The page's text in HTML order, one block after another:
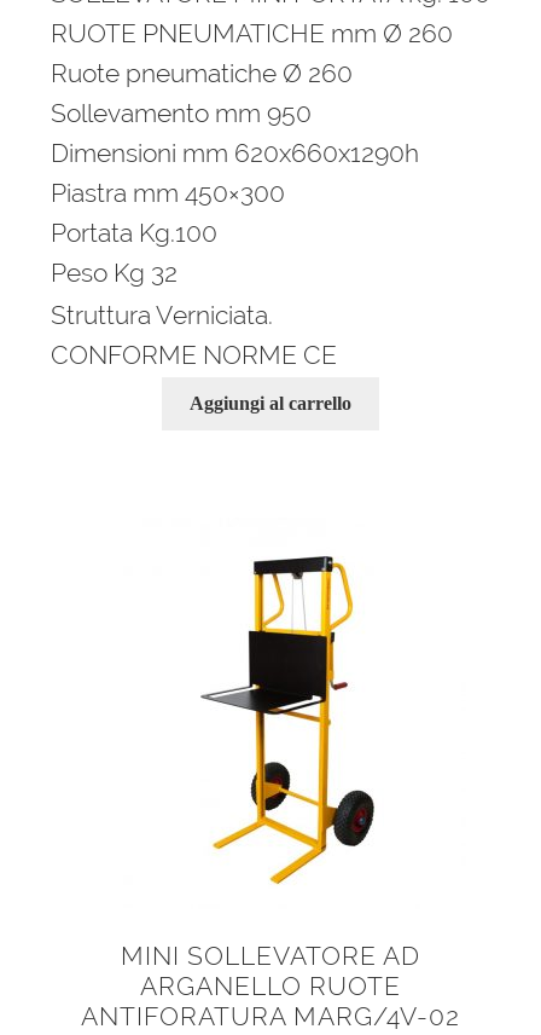
755,00 €.
490,00 €.
RUOTE PNEUMATICHE mm Ø 260
Ruote pneumatiche Ø 260
Sollevamento mm 950
Dimensioni mm 620x660x1290h
Piastra mm 450×300
Portata Kg.100
Peso Kg 32
Struttura Verniciata.
CONFORME NORME CE
Aggiungi al carrello
MINI SOLLEVATORE AD
ARGANELLO RUOTE
ANTIFORATURA MARG/4V-02